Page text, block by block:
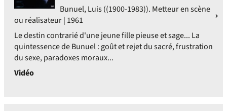
Bunuel, Luis ((1900-1983)). Metteur en scène
ou réalisateur | 1961
Le destin contrarié d'une jeune fille pieuse et sage... La
quintessence de Bunuel : goût et rejet du sacré, frustration
du sexe, paradoxes moraux...
Vidéo